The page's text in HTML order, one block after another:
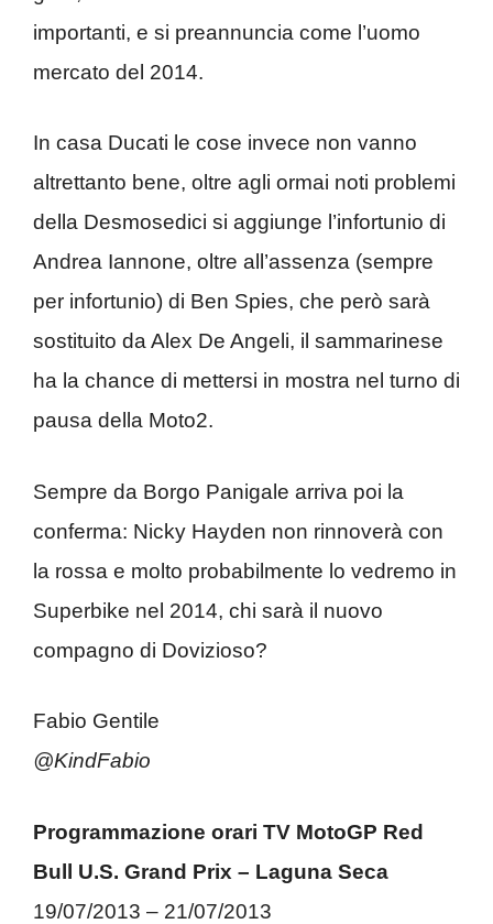
importanti, e si preannuncia come l’uomo
mercato del 2014.
In casa Ducati le cose invece non vanno
altrettanto bene, oltre agli ormai noti problemi
della Desmosedici si aggiunge l’infortunio di
Andrea Iannone, oltre all’assenza (sempre
per infortunio) di Ben Spies, che però sarà
sostituito da Alex De Angeli, il sammarinese
ha la chance di mettersi in mostra nel turno di
pausa della Moto2.
Sempre da Borgo Panigale arriva poi la
conferma: Nicky Hayden non rinnoverà con
la rossa e molto probabilmente lo vedremo in
Superbike nel 2014, chi sarà il nuovo
compagno di Dovizioso?
Fabio Gentile
@KindFabio
Programmazione orari TV MotoGP Red
Bull U.S. Grand Prix – Laguna Seca
19/07/2013 – 21/07/2013